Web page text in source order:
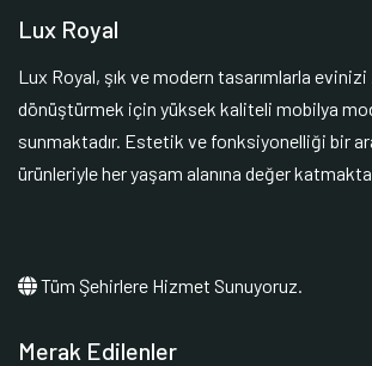
Lux Royal
Lux Royal, şık ve modern tasarımlarla
dönüştürmek için yüksek kaliteli mobilya
sunmaktadır. Estetik ve fonksiyonelliği bir
ürünleriyle her yaşam alanına değer
Tüm Şehirlere Hizmet Sunuyoruz.
Merak Edilenler